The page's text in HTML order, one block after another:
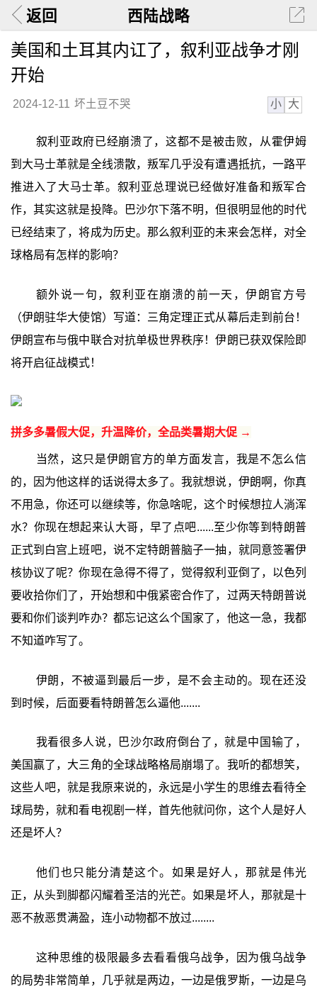
返回 西陆战略
美国和土耳其内讧了，叙利亚战争才刚
开始
2024-12-11 坏土豆不哭 小 大
叙利亚政府已经崩溃了，这都不是被击败，从霍伊姆
到大马士革就是全线溃散，叛军几乎没有遭遇抵抗，一路平
推进入了大马士革。叙利亚总理说已经做好准备和叛军合
作，其实这就是投降。巴沙尔下落不明，但很明显他的时代
已经结束了，将成为历史。那么叙利亚的未来会怎样，对全
球格局有怎样的影响？
额外说一句，叙利亚在崩溃的前一天，伊朗官方号
（伊朗驻华大使馆）写道：三角定理正式从幕后走到前台！
伊朗宣布与俄中联合对抗单极世界秩序！伊朗已获双保险即
将开启征战模式！
拼多多暑假大促，升温降价，全品类暑期大促 →
当然，这只是伊朗官方的单方面发言，我是不怎么信
的，因为他这样的话说得太多了。我就想说，伊朗啊，你真
不用急，你还可以继续等，你急啥呢，这个时候想拉人淌浑
水？你现在想起来认大哥，早了点吧......至少你等到特朗普
正式到白宫上班吧，说不定特朗普脑子一抽，就同意签署伊
核协议了呢？你现在急得不得了，觉得叙利亚倒了，以色列
要收拾你们了，开始想和中俄紧密合作了，过两天特朗普说
要和你们谈判咋办？都忘记这么个国家了，他这一急，我都
不知道咋写了。
伊朗，不被逼到最后一步，是不会主动的。现在还没
到时候，后面要看特朗普怎么逼他.......
我看很多人说，巴沙尔政府倒台了，就是中国输了，
美国赢了，大三角的全球战略格局崩塌了。我听的都想笑，
这些人吧，就是我原来说的，永远是小学生的思维去看待全
球局势，就和看电视剧一样，首先他就问你，这个人是好人
还是坏人？
他们也只能分清楚这个。如果是好人，那就是伟光
正，从头到脚都闪耀着圣洁的光芒。如果是坏人，那就是十
恶不赦恶贯满盈，连小动物都不放过........
这种思维的极限最多去看看俄乌战争，因为俄乌战争
的局势非常简单，几乎就是两边，一边是俄罗斯，一边是乌